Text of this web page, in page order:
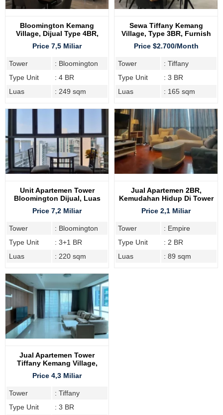
Bloomington Kemang
Village, Dijual Type 4BR,
Price 7,5 Miliar
Tower
: Bloomington
Type Unit
: 4 BR
Luas
: 249 sqm
Sewa Tiffany Kemang
Village, Type 3BR, Furnish
Lengkap, Lantai Sedang
Price $2.700/Month
Tower
: Tiffany
Type Unit
: 3 BR
Luas
: 165 sqm
Unit Apartemen Tower
Bloomington Dijual, Luas
Price 7,2 Miliar
Tower
: Bloomington
Type Unit
: 3+1 BR
Luas
: 220 sqm
Jual Apartemen 2BR,
Kemudahan Hidup Di Tower
Price 2,1 Miliar
Tower
: Empire
Type Unit
: 2 BR
Luas
: 89 sqm
Jual Apartemen Tower
Tiffany Kemang Village,
Price 4,3 Miliar
Tower
: Tiffany
Type Unit
: 3 BR